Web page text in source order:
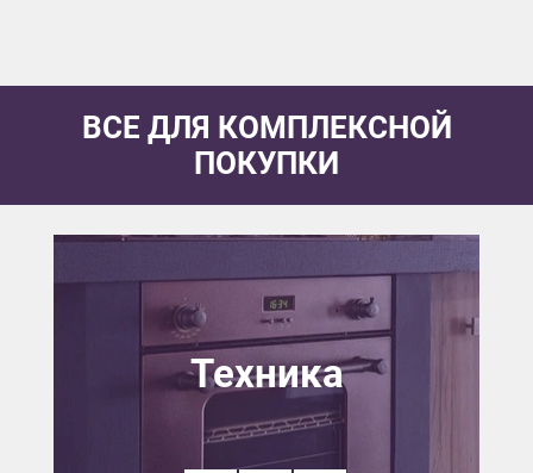
ВСЕ ДЛЯ КОМПЛЕКСНОЙ
ПОКУПКИ
Техника